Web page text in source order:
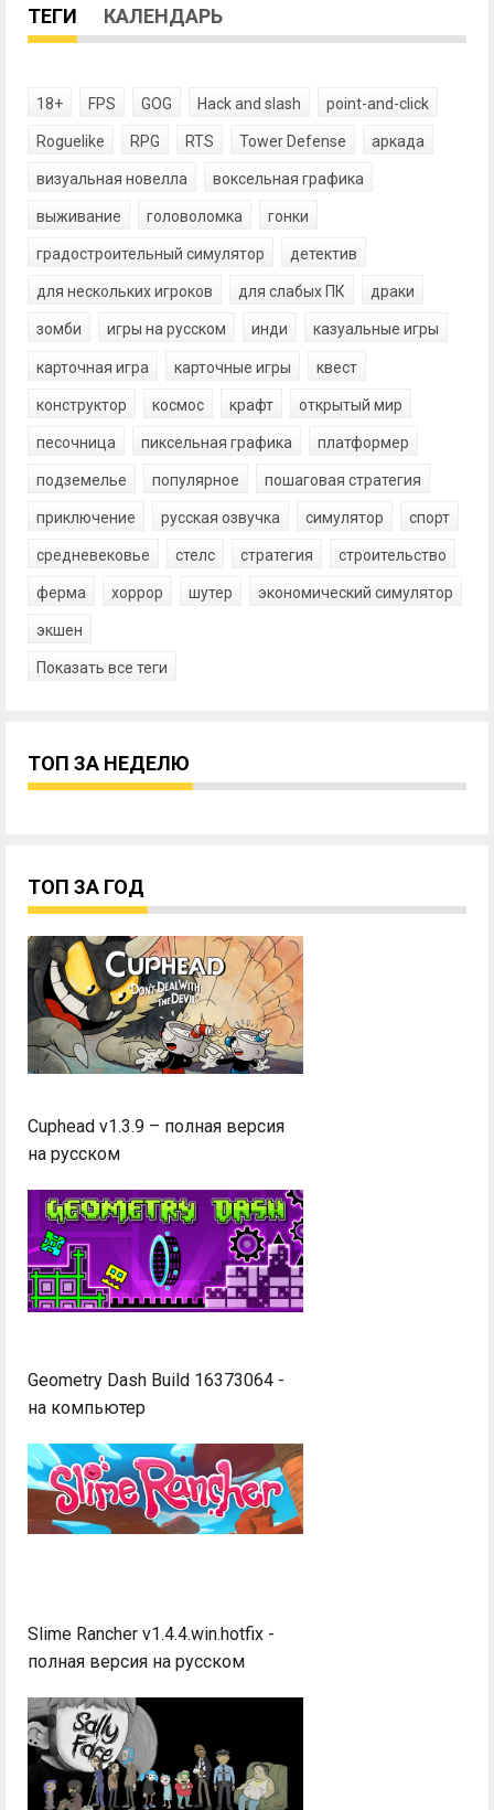
ТЕГИ КАЛЕНДАРЬ
18+ FPS GOG Hack and slash point-and-click
Roguelike RPG RTS Tower Defense аркада
визуальная новелла воксельная графика
выживание головоломка гонки
градостроительный симулятор детектив
для нескольких игроков для слабых ПК драки
зомби игры на русском инди казуальные игры
карточная игра карточные игры квест
конструктор космос крафт открытый мир
песочница пиксельная графика платформер
подземелье популярное пошаговая стратегия
приключение русская озвучка симулятор спорт
средневековье стелс стратегия строительство
ферма хоррор шутер экономический симулятор
экшен
Показать все теги
ТОП ЗА НЕДЕЛЮ
ТОП ЗА ГОД
Cuphead v1.3.9 – полная версия
на русском
Geometry Dash Build 16373064 -
на компьютер
Slime Rancher v1.4.4.win.hotfix -
полная версия на русском